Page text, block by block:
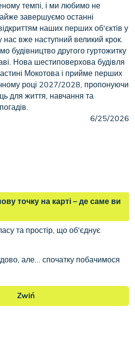
темпі, і ми любимо не
завершуємо останні
наших перших об'єктів у
вже наступний великий крок.
будівництво другого гуртожитку
Нова шестиповерхова будівля
Мокотова і прийме перших
році 2027/2028, пропонуючи
для життя, навчання та
6/25/2026
точку на карті – де саме ви
та простір, що об'єднує
але... спочатку побачимося
Zwiń